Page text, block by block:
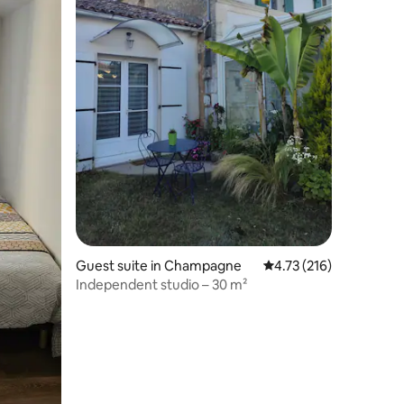
Guest suite in Champagne 4.73 out of 5 average
4.73 (216)
Independent studio – 30 m²